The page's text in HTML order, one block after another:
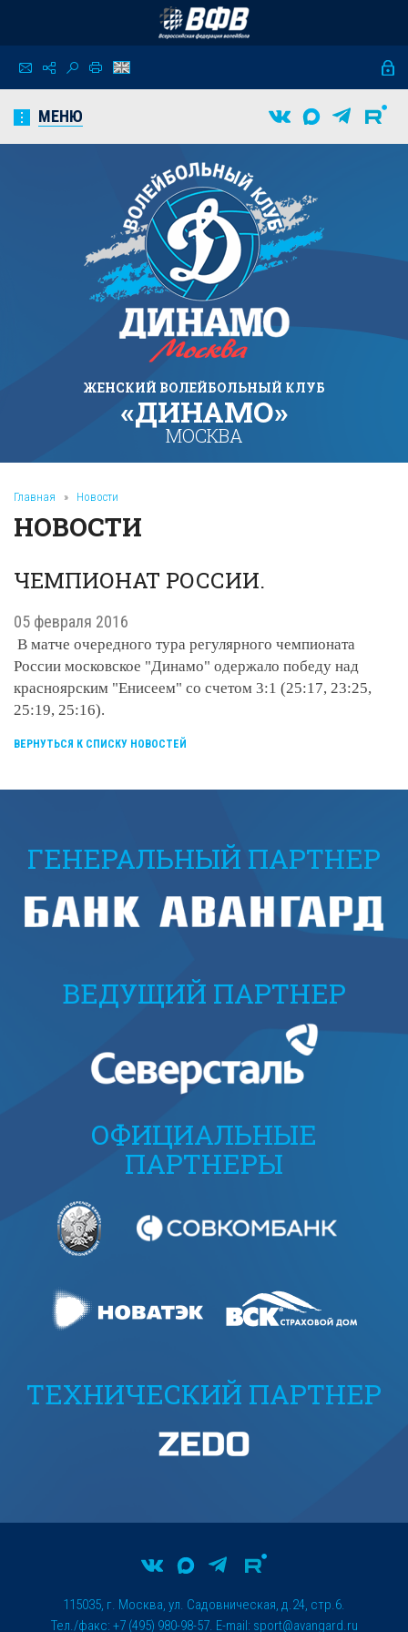
МЕНЮ
ЖЕНСКИЙ ВОЛЕЙБОЛЬНЫЙ КЛУБ
«ДИНАМО»
МОСКВА
Главная » Новости
НОВОСТИ
ЧЕМПИОНАТ РОССИИ.
05 февраля 2016
В матче очередного тура регулярного чемпионата
России московское "Динамо" одержало победу над
красноярским "Енисеем" со счетом 3:1 (25:17, 23:25,
25:19, 25:16).
ВЕРНУТЬСЯ К СПИСКУ НОВОСТЕЙ
ГЕНЕРАЛЬНЫЙ ПАРТНЕР
ВЕДУЩИЙ ПАРТНЕР
ОФИЦИАЛЬНЫЕ
ПАРТНЕРЫ
ТЕХНИЧЕСКИЙ ПАРТНЕР
115035, г. Москва, ул. Садовническая, д.24, стр.6.
Тел./факс: +7 (495) 980-98-57. E-mail: sport@avangard.ru